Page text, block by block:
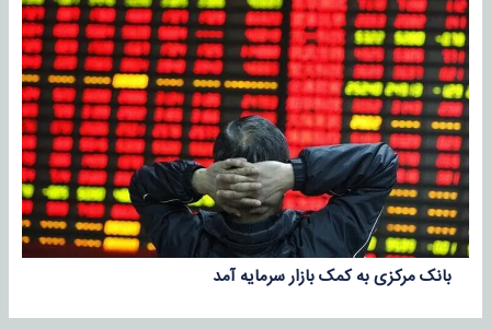
بانک مرکزی به کمک بازار سرمایه آمد